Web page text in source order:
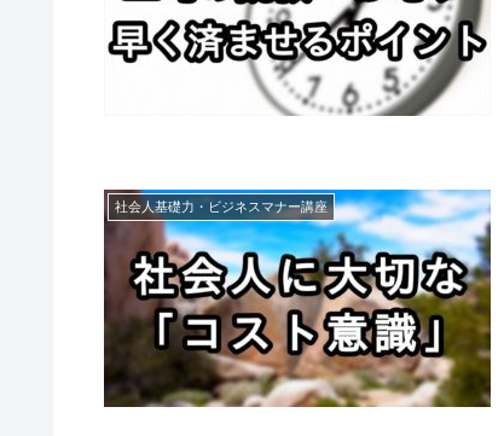
社会人基礎力・ビジネスマナー講座